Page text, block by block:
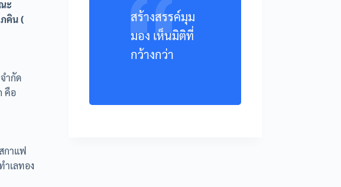
ะ
คิน (
ำกัด
คือ
กาแฟ
ำเลทอง
สร้างสรรค์มุม
มอง เห็นมิติที่
กว้างกว่า